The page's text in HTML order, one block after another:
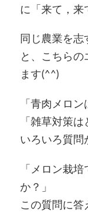
に「来て，来
同じ農業を志
と、こちら
ます(^^)
「青肉メロ
「雑草対策
いろいろ質問
「メロン栽
か？」
この質問に